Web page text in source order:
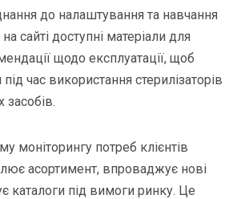
до налаштування та навчання
сайті доступні матеріали для
щодо експлуатації, щоб
час використання стерилізаторів
засобів.
моніторингу потреб клієнтів
асортимент, впроваджує нові
каталоги під вимоги ринку. Це